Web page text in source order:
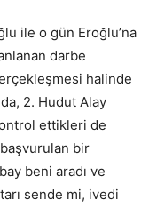
ile o gün Eroğlu’na
darbe
halinde
2. Hudut Alay
ettikleri de
bir
beni aradı ve
sende mi, ivedi